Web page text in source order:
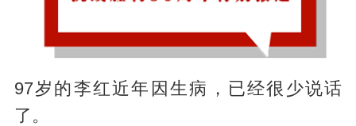
97岁的李红近年因生病，已经很少说话
了。